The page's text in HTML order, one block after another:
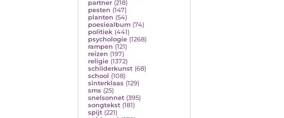
partner (218)
pesten (147)
planten (54)
poesiealbum (74)
politiek (441)
psychologie (1268)
rampen (121)
reizen (197)
religie (1372)
schilderkunst (68)
school (108)
sinterklaas (129)
sms (25)
snelsonnet (395)
songtekst (181)
spijt (221)